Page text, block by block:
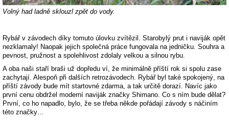
Volný had ladně sklouzl zpět do vody.
Rybář v závodech díky tomuto úlovku zvítězil. Starobylý prut i naviják opět
nezklamaly! Naopak jejich společná práce fungovala na jedničku. Souhra a
pevnost, pružnost a spolehlivost zdolaly velkou a silnou rybu.
A oba naši staří braši už dopředu ví, že minimálně příští rok si spolu zase
zachytají. Alespoň při dalších retrozávodech. Rybář byl také spokojený, na
příští závody bude mít startovné zdarma, a tak určitě dorazí. Navíc jako
první cenu obdržel moderní naviják značky Shimano. Co s ním bude dělat?
První, co ho napadlo, bylo, že se třeba někde pořádají závody s náčiním
této značky…